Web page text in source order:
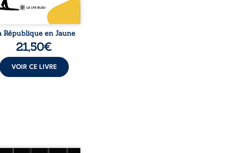
République en Jaune
21,50€
VOIR CE LIVRE